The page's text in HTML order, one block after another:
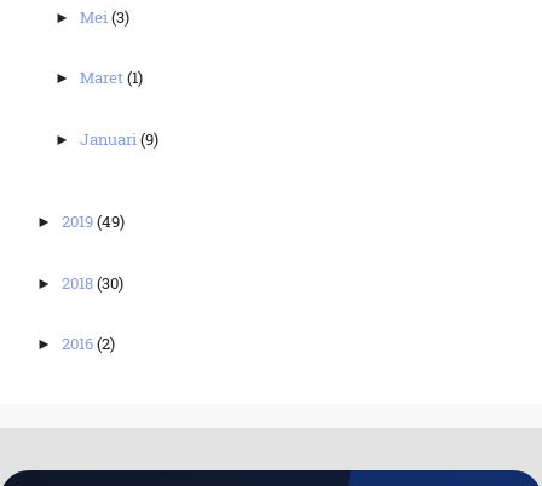
►Mei(3)
►Maret(1)
►Januari(9)
► 2019(49)
► 2018(30)
► 2016(2)